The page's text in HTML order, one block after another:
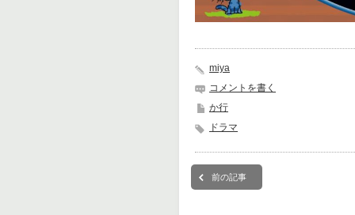
miya
コメントを書く
か行
ドラマ
前の記事